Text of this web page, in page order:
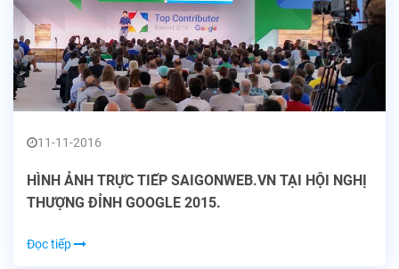
11-11-2016
HÌNH ẢNH TRỰC TIẾP SAIGONWEB.VN TẠI HỘI NGHỊ
THƯỢNG ĐỈNH GOOGLE 2015.
Đọc tiếp